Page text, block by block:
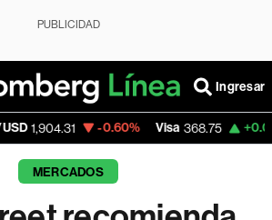
PUBLICIDAD
Ingresar
-0.60% Visa 368.75 +0.06%
MERCADOS